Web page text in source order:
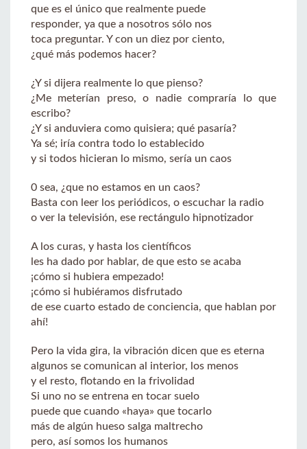
que es el único que realmente puede
responder, ya que a nosotros sólo nos
toca preguntar. Y con un diez por ciento,
¿qué más podemos hacer?
¿Y si dijera realmente lo que pienso?
¿Me meterían preso, o nadie compraría lo que
escribo?
¿Y si anduviera como quisiera; qué pasaría?
Ya sé; iría contra todo lo establecido
y si todos hicieran lo mismo, sería un caos
0 sea, ¿que no estamos en un caos?
Basta con leer los periódicos, o escuchar la radio
o ver la televisión, ese rectángulo hipnotizador
A los curas, y hasta los científicos
les ha dado por hablar, de que esto se acaba
¡cómo si hubiera empezado!
¡cómo si hubiéramos disfrutado
de ese cuarto estado de conciencia, que hablan por
ahí!
Pero la vida gira, la vibración dicen que es eterna
algunos se comunican al interior, los menos
y el resto, flotando en la frivolidad
Si uno no se entrena en tocar suelo
puede que cuando «haya» que tocarlo
más de algún hueso salga maltrecho
pero, así somos los humanos